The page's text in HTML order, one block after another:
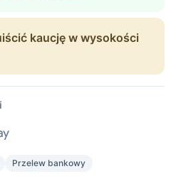
kaucję w wysokości
Przelew bankowy